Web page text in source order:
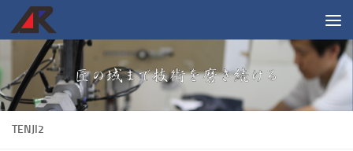
コンテンツへスキップ
TENJI2